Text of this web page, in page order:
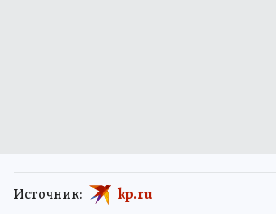
Источник: kp.ru